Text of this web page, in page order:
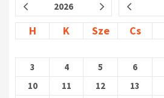
2026
H K Sze Cs
3
4 5 6
10
11 12 13